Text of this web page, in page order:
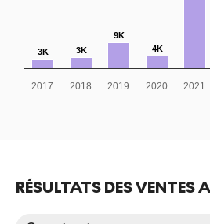
3K 3K
9K
4K
2017 2018 2019 2020 2021
RÉSULTATS DES VENTES